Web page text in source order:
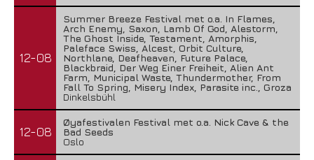
12-08
Summer Breeze Festival met o.a. In Flames,
Arch Enemy, Saxon, Lamb Of God, Alestorm,
The Ghost Inside, Testament, Amorphis,
Paleface Swiss, Alcest, Orbit Culture,
Northlane, Deafheaven, Future Palace,
Blackbraid, Der Weg Einer Freiheit, Alien Ant
Farm, Municipal Waste, Thundermother, From
Fall To Spring, Misery Index, Parasite inc., Groza
Dinkelsbühl
12-08
Øyafestivalen Festival met o.a. Nick Cave & the
Bad Seeds
Oslo